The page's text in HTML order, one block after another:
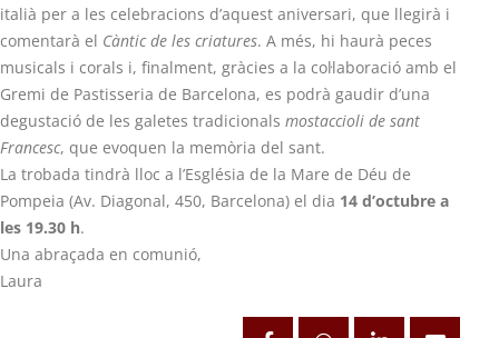
italià per a les celebracions d’aquest aniversari, que llegirà i
comentarà el Càntic de les criatures. A més, hi haurà peces
musicals i corals i, finalment, gràcies a la col·laboració amb el
Gremi de Pastisseria de Barcelona, es podrà gaudir d’una
degustació de les galetes tradicionals mostaccioli de sant
Francesc, que evoquen la memòria del sant.
La trobada tindrà lloc a l’Església de la Mare de Déu de
Pompeia (Av. Diagonal, 450, Barcelona) el dia 14 d’octubre a
les 19.30 h.
Una abraçada en comunió,
Laura